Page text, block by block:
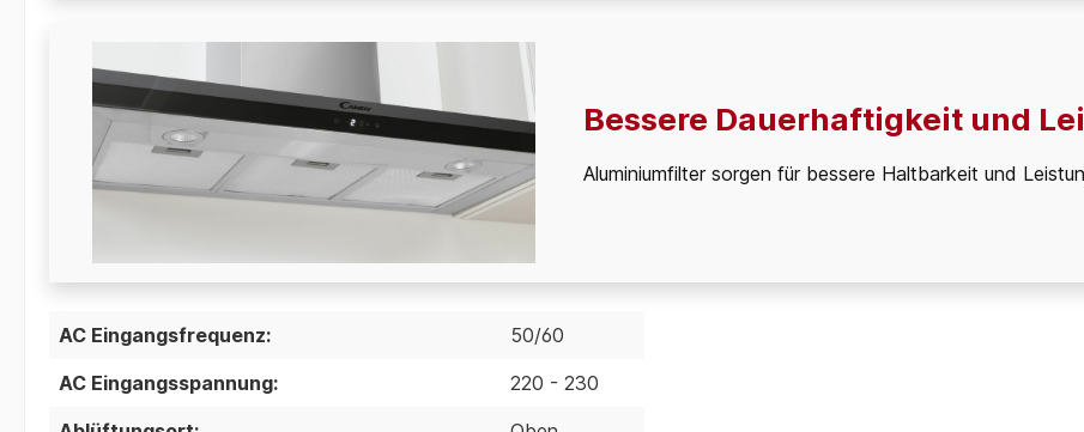
Bessere Dauerhaftigkeit und
Aluminiumfilter sorgen für bessere Haltbarkeit und
AC Eingangsfrequenz:
50/60
AC Eingangsspannung:
220 - 230